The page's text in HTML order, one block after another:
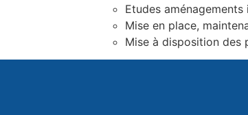
Etudes aménagements
Mise en place,
Mise à disposition des